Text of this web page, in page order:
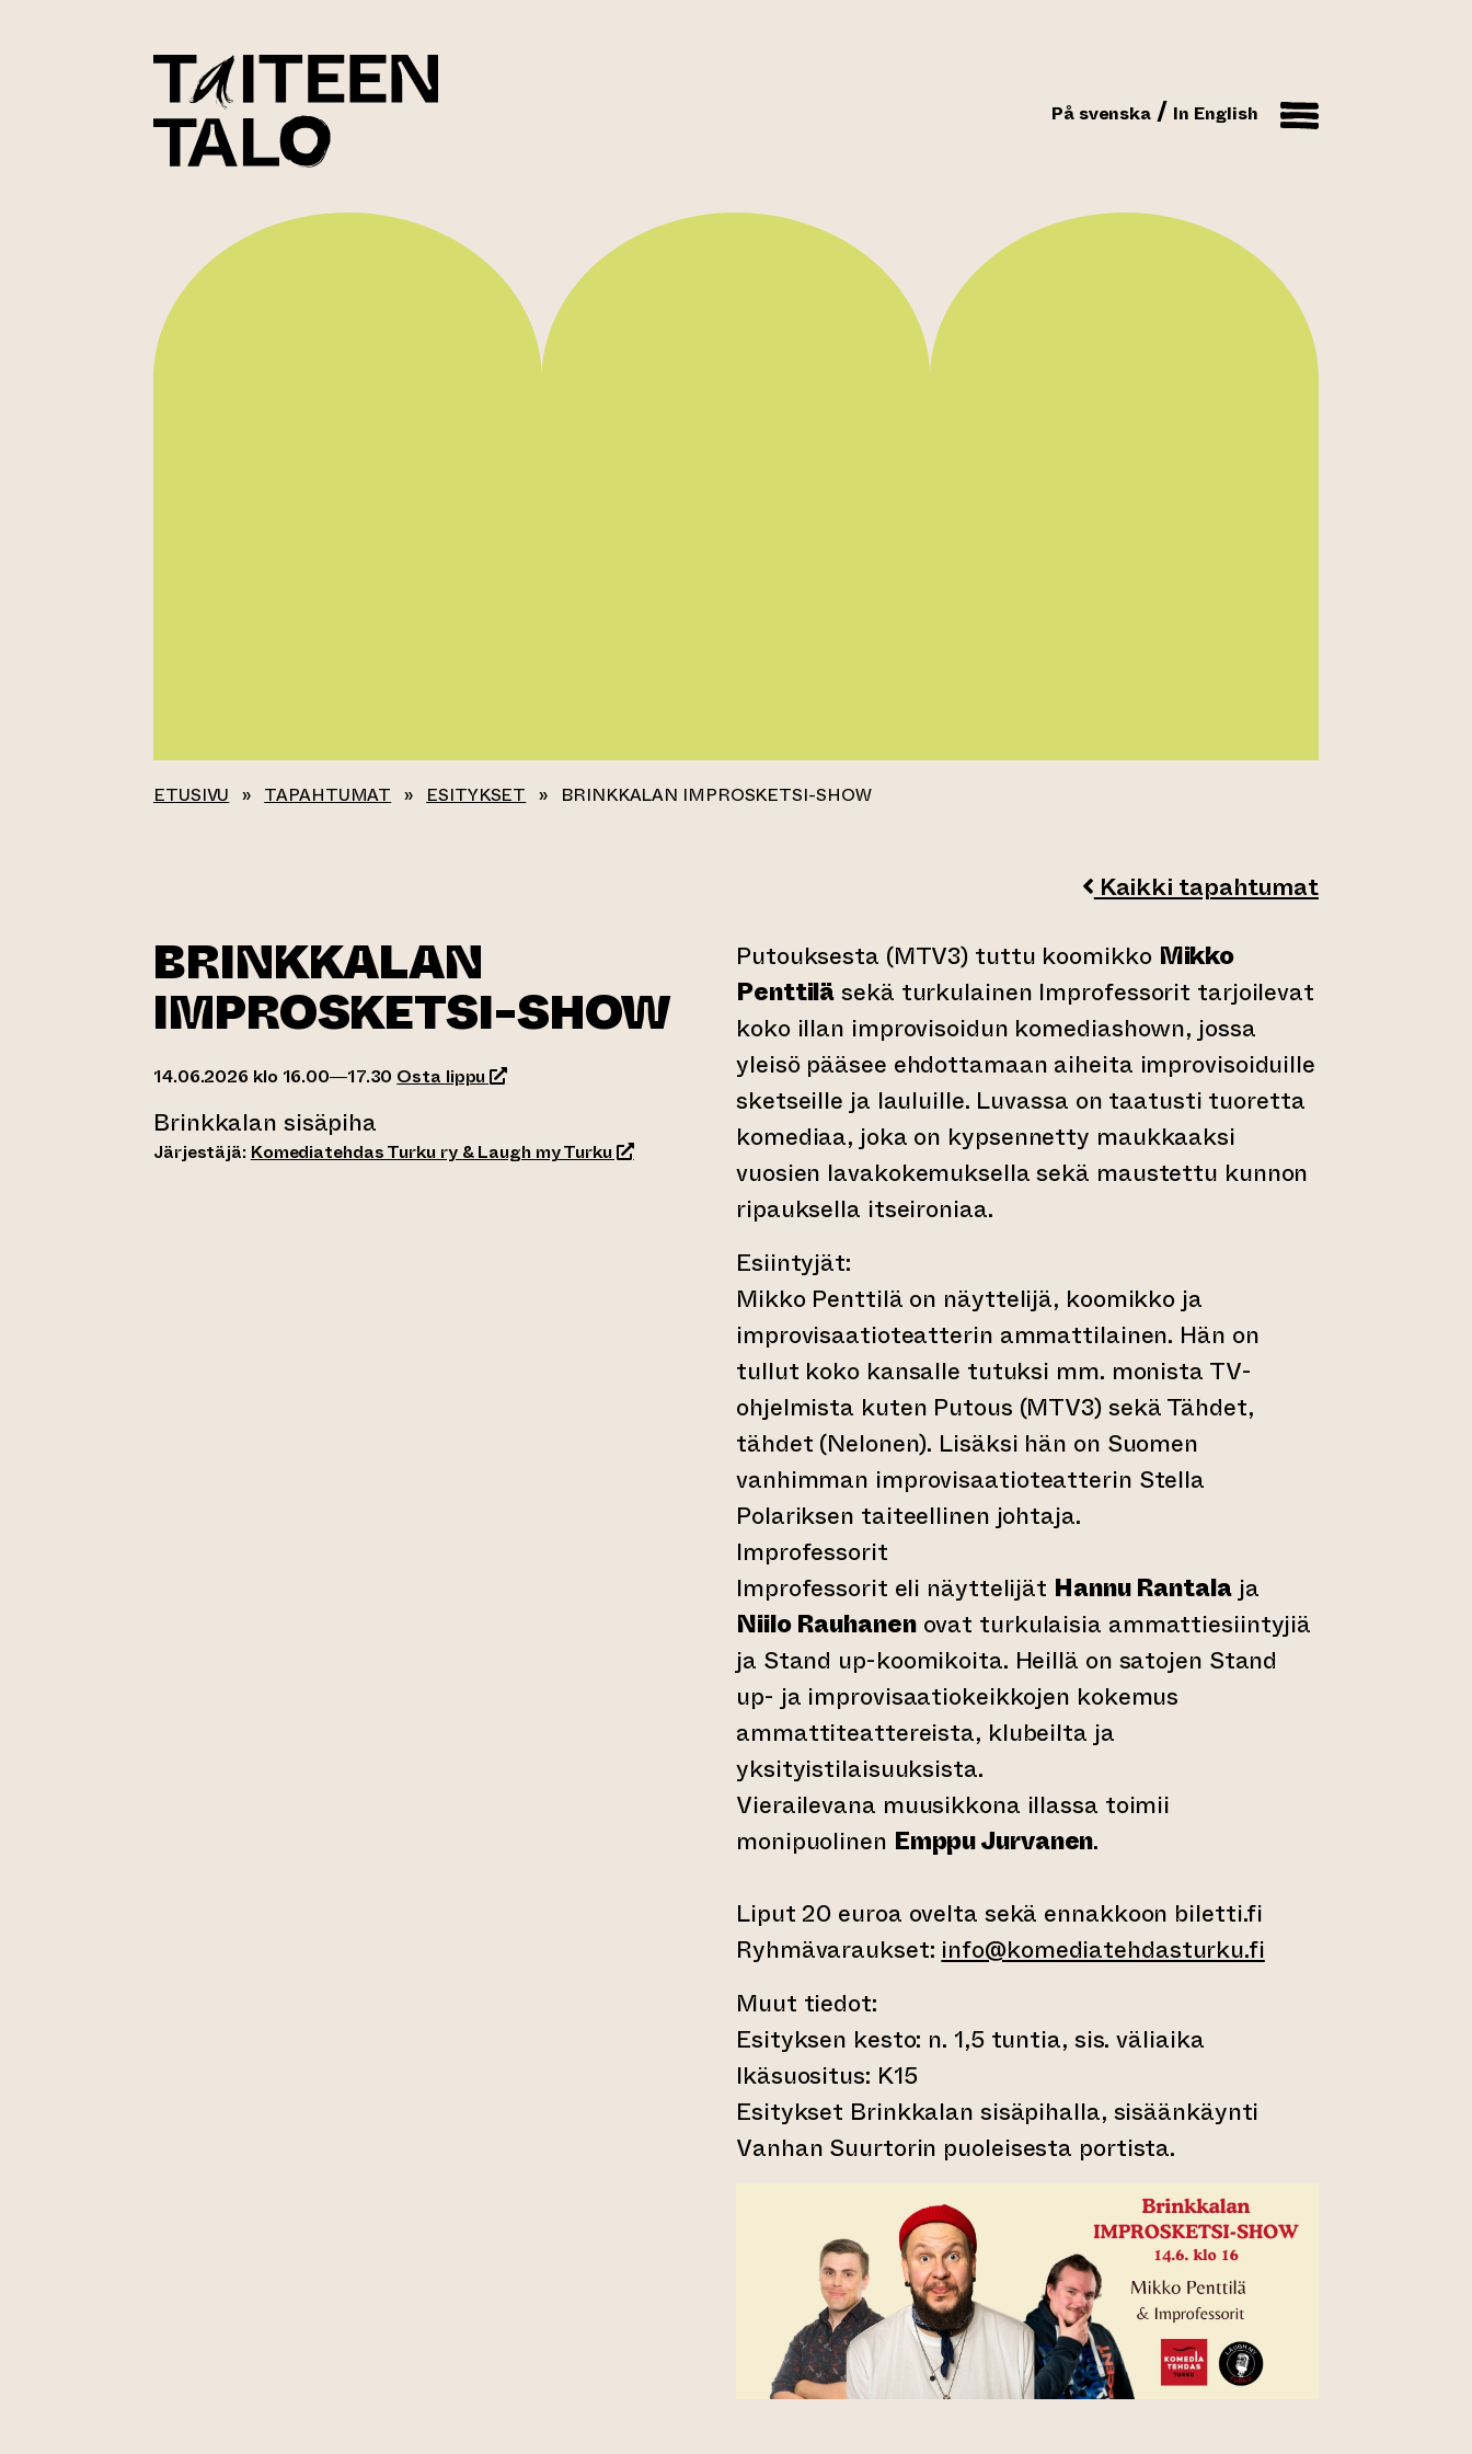
På svenska In English
ETUSIVU » TAPAHTUMAT » ESITYKSET » BRINKKALAN IMPROSKETSI-SHOW
Kaikki tapahtumat
BRINKKALAN
IMPROSKETSI-SHOW
14.06.2026 klo 16.00—17.30 Osta lippu (siirtyy toiseen verkkopalveluun)
Brinkkalan sisäpiha
Järjestäjä: Komediatehdas Turku ry & Laugh my Turku(siirtyy toiseen verkkopalveluun)
Putouksesta (MTV3) tuttu koomikko Mikko
Penttiläsekä turkulainen Improfessorit tarjoilevat
koko illan improvisoidun komediashown, jossa
yleisö pääsee ehdottamaan aiheita improvisoiduille
sketseille ja lauluille. Luvassa on taatusti tuoretta
komediaa, joka on kypsennetty maukkaaksi
vuosien lavakokemuksella sekä maustettu kunnon
ripauksella itseironiaa.
Esiintyjät:
Mikko Penttilä on näyttelijä, koomikko ja
improvisaatioteatterin ammattilainen. Hän on
tullut koko kansalle tutuksi mm. monista TV-
ohjelmista kuten Putous (MTV3) sekä Tähdet,
tähdet (Nelonen). Lisäksi hän on Suomen
vanhimman improvisaatioteatterin Stella
Polariksen taiteellinen johtaja.
Improfessorit
Improfessorit eli näyttelijät Hannu Rantalaja
Niilo Rauhanenovat turkulaisia ammattiesiintyjiä
ja Stand up-koomikoita. Heillä on satojen Stand
up- ja improvisaatiokeikkojen kokemus
ammattiteattereista, klubeilta ja
yksityistilaisuuksista.
Vierailevana muusikkona illassa toimii
monipuolinen Emppu Jurvanen.
Liput 20 euroa ovelta sekä ennakkoon biletti.fi
Ryhmävaraukset: info@komediatehdasturku.fi
Muut tiedot:
Esityksen kesto: n. 1,5 tuntia, sis. väliaika
Ikäsuositus: K15
Esitykset Brinkkalan sisäpihalla, sisäänkäynti
Vanhan Suurtorin puoleisesta portista.